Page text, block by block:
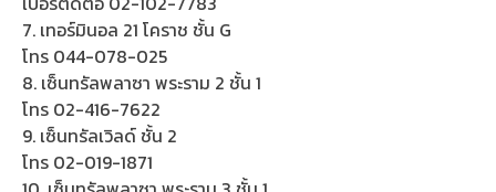
7. เทอร์มินอล 21 โคราช ชั้น G
โทร 044-078-025
8. เซ็นทรัลพลาซา พระราม 2 ชั้น 1
โทร 02-416-7622
9. เซ็นทรัลเวิลด์ ชั้น 2
โทร 02-019-1871